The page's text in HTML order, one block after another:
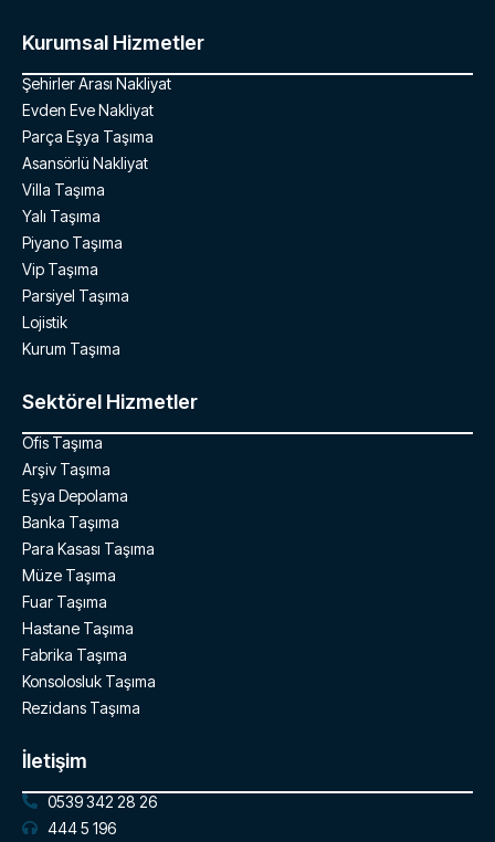
Kurumsal Hizmetler
Şehirler Arası Nakliyat
Evden Eve Nakliyat
Parça Eşya Taşıma
Asansörlü Nakliyat
Villa Taşıma
Yalı Taşıma
Piyano Taşıma
Vip Taşıma
Parsiyel Taşıma
Lojistik
Kurum Taşıma
Sektörel Hizmetler
Ofis Taşıma
Arşiv Taşıma
Eşya Depolama
Banka Taşıma
Para Kasası Taşıma
Müze Taşıma
Fuar Taşıma
Hastane Taşıma
Fabrika Taşıma
Konsolosluk Taşıma
Rezidans Taşıma
İletişim
0539 342 28 26
444 5 196